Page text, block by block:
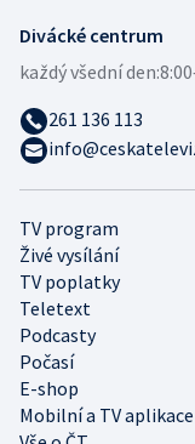
TV program
Živé vysílání
TV poplatky
Teletext
Podcasty
Počasí
E-shop
Mobilní a TV aplikace
Divácké centrum
každý všední den:
261 136 113